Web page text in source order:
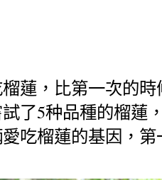
蓮，比第一次的
了5种品種的榴蓮
愛吃榴蓮的基因，